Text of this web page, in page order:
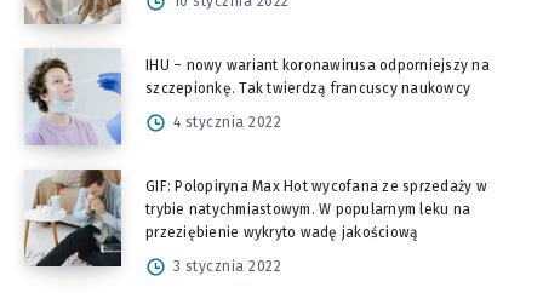
IHU – nowy wariant koronawirusa odporniejszy na
szczepionkę. Tak twierdzą francuscy naukowcy
4 stycznia 2022
GIF: Polopiryna Max Hot wycofana ze sprzedaży w
trybie natychmiastowym. W popularnym leku na
przeziębienie wykryto wadę jakościową
3 stycznia 2022